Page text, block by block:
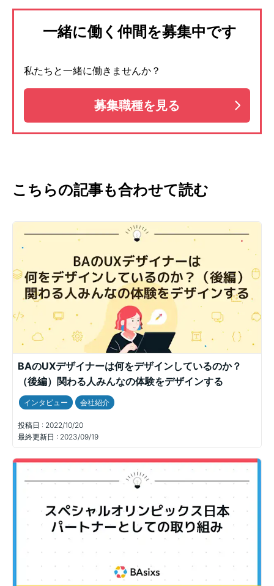
一緒に働く仲間を募集中です
私たちと一緒に働きませんか？
募集職種を見る
こちらの記事も合わせて読む
BAのUXデザイナーは何をデザインしているのか？
（後編）関わる人みんなの体験をデザインする
インタビュー 会社紹介
投稿日 : 2022/10/20
最終更新日 : 2023/09/19